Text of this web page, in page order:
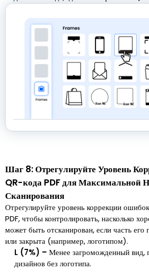
Шаг 8: Отрегулируйте Уровень
QR-кода PDF для Максимальной
Сканирования
Отрегулируйте уровень коррекции
PDF, чтобы контролировать, насколько
может быть отсканирован, если часть
или закрыта (например, логотипом).
L (7%) – Менее загроможденный вид,
дизайнов без логотипа.